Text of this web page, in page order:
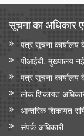
सूचना का अधिकार
पत्र सूचना कार्यालय
पीआईबी, मुख्यालय
पत्र सूचना कार्यालय
लोक शिकायत
आन्‍तरिक शिकायत
संपर्क अधिकारी